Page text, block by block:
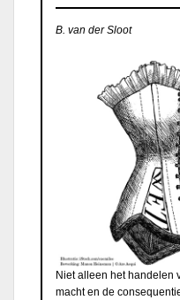
B. van der Sloot
Niet alleen het handelen
macht en de